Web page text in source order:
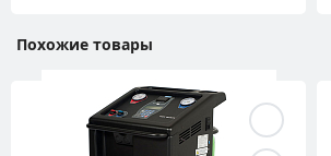
Похожие товары